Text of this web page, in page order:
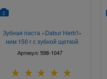
2
Зубная паста «Dabur Herb'l»
ним 150 г с зубной щеткой
Артикул: 598-1047